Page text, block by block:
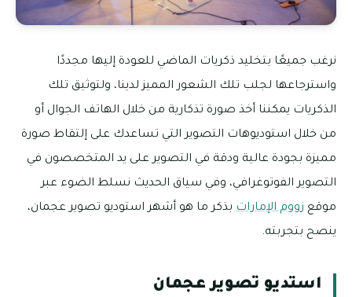
نرغب جميعًا بتخليد ذكريات الماضي للعودة إليها مجددًا
واسترجاعها لجلب تلك الشعور المميز لدينا، ولتوثيق تلك
الذكريات يمكننا أخذ صورة تذكارية من خلال الهاتف الجوال أو
من خلال استوديوهات التصوير التي تساعدك على إلتقاط صورة
مميزة بجودة عالية ودقة في التصوير على يد المتخصصون في
التصوير الفوتوغرافي، وفي سياق الحديث نسلط الضوء عبر
موقع زووم الإمارات بذكر ما هو أشهر استوديو تصوير عجمان،
ينصح بتجربته.
استديو تصوير عجمان